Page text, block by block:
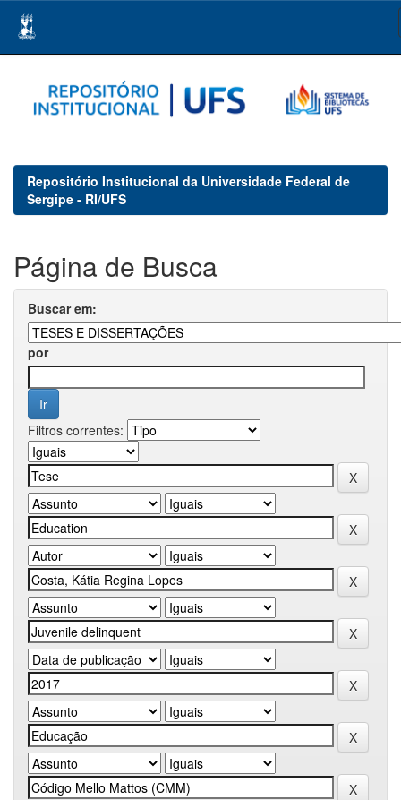
navigation
Repositório Institucional da Universidade Federal de
Sergipe - RI/UFS
Página de Busca
Buscar em:
por
Filtros correntes: